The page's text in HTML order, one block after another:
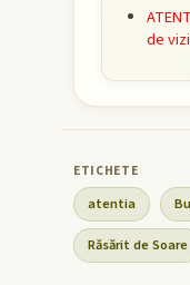
de
atentia
Răsărit de Soare